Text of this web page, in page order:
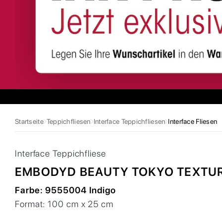
Startseite Teppichfliesen Interface Teppichfliesen Interface Fliesen
Interface Teppichfliese
EMBODYD BEAUTY TOKYO
Farbe:9555004 Indigo
Format:100 cm x 25 cm